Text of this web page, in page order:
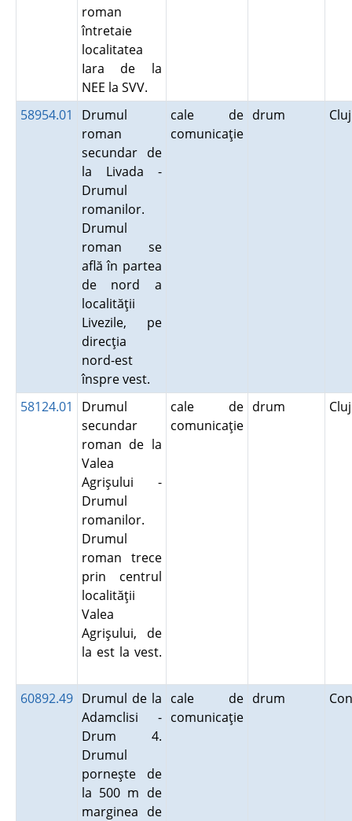
roman
întretaie
localitatea
Iara de la
NEE la SVV.
58954.01
Drumul
roman
secundar de
la Livada -
Drumul
romanilor.
Drumul
roman se
află în partea
de nord a
localităţii
Livezile, pe
direcţia
nord-est
înspre vest.
cale de
comunicaţie
drum
58124.01
Drumul
secundar
roman de la
Valea
Agrişului -
Drumul
romanilor.
Drumul
roman trece
prin centrul
localităţii
Valea
Agrişului, de
la est la vest.
cale de
comunicaţie
drum
60892.49 Drumul de la
Adamclisi -
Drum 4.
Drumul
porneşte de
la 500 m de
marginea de
cale de
comunicaţie
drum